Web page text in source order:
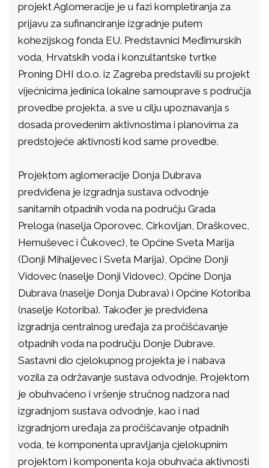
projekt Aglomeracije je u fazi kompletiranja za
prijavu za sufinanciranje izgradnje putem
kohezijskog fonda EU. Predstavnici Međimurskih
voda, Hrvatskih voda i konzultantske tvrtke
Proning DHI d.o.o. iz Zagreba predstavili su projekt
vijećnicima jedinica lokalne samouprave s područja
provedbe projekta, a sve u cilju upoznavanja s
dosada provedenim aktivnostima i planovima za
predstojeće aktivnosti kod same provedbe.
Projektom aglomeracije Donja Dubrava
predviđena je izgradnja sustava odvodnje
sanitarnih otpadnih voda na području Grada
Preloga (naselja Oporovec, Cirkovljan, Draškovec,
Hemuševec i Čukovec), te Općine Sveta Marija
(Donji Mihaljevec i Sveta Marija), Općine Donji
Vidovec (naselje Donji Vidovec), Općine Donja
Dubrava (naselje Donja Dubrava) i Općine Kotoriba
(naselje Kotoriba). Također je predviđena
izgradnja centralnog uređaja za pročišćavanje
otpadnih voda na području Donje Dubrave.
Sastavni dio cjelokupnog projekta je i nabava
vozila za održavanje sustava odvodnje. Projektom
je obuhvaćeno i vršenje stručnog nadzora nad
izgradnjom sustava odvodnje, kao i nad
izgradnjom uređaja za pročišćavanje otpadnih
voda, te komponenta upravljanja cjelokupnim
projektom i komponenta koja obuhvaća aktivnosti